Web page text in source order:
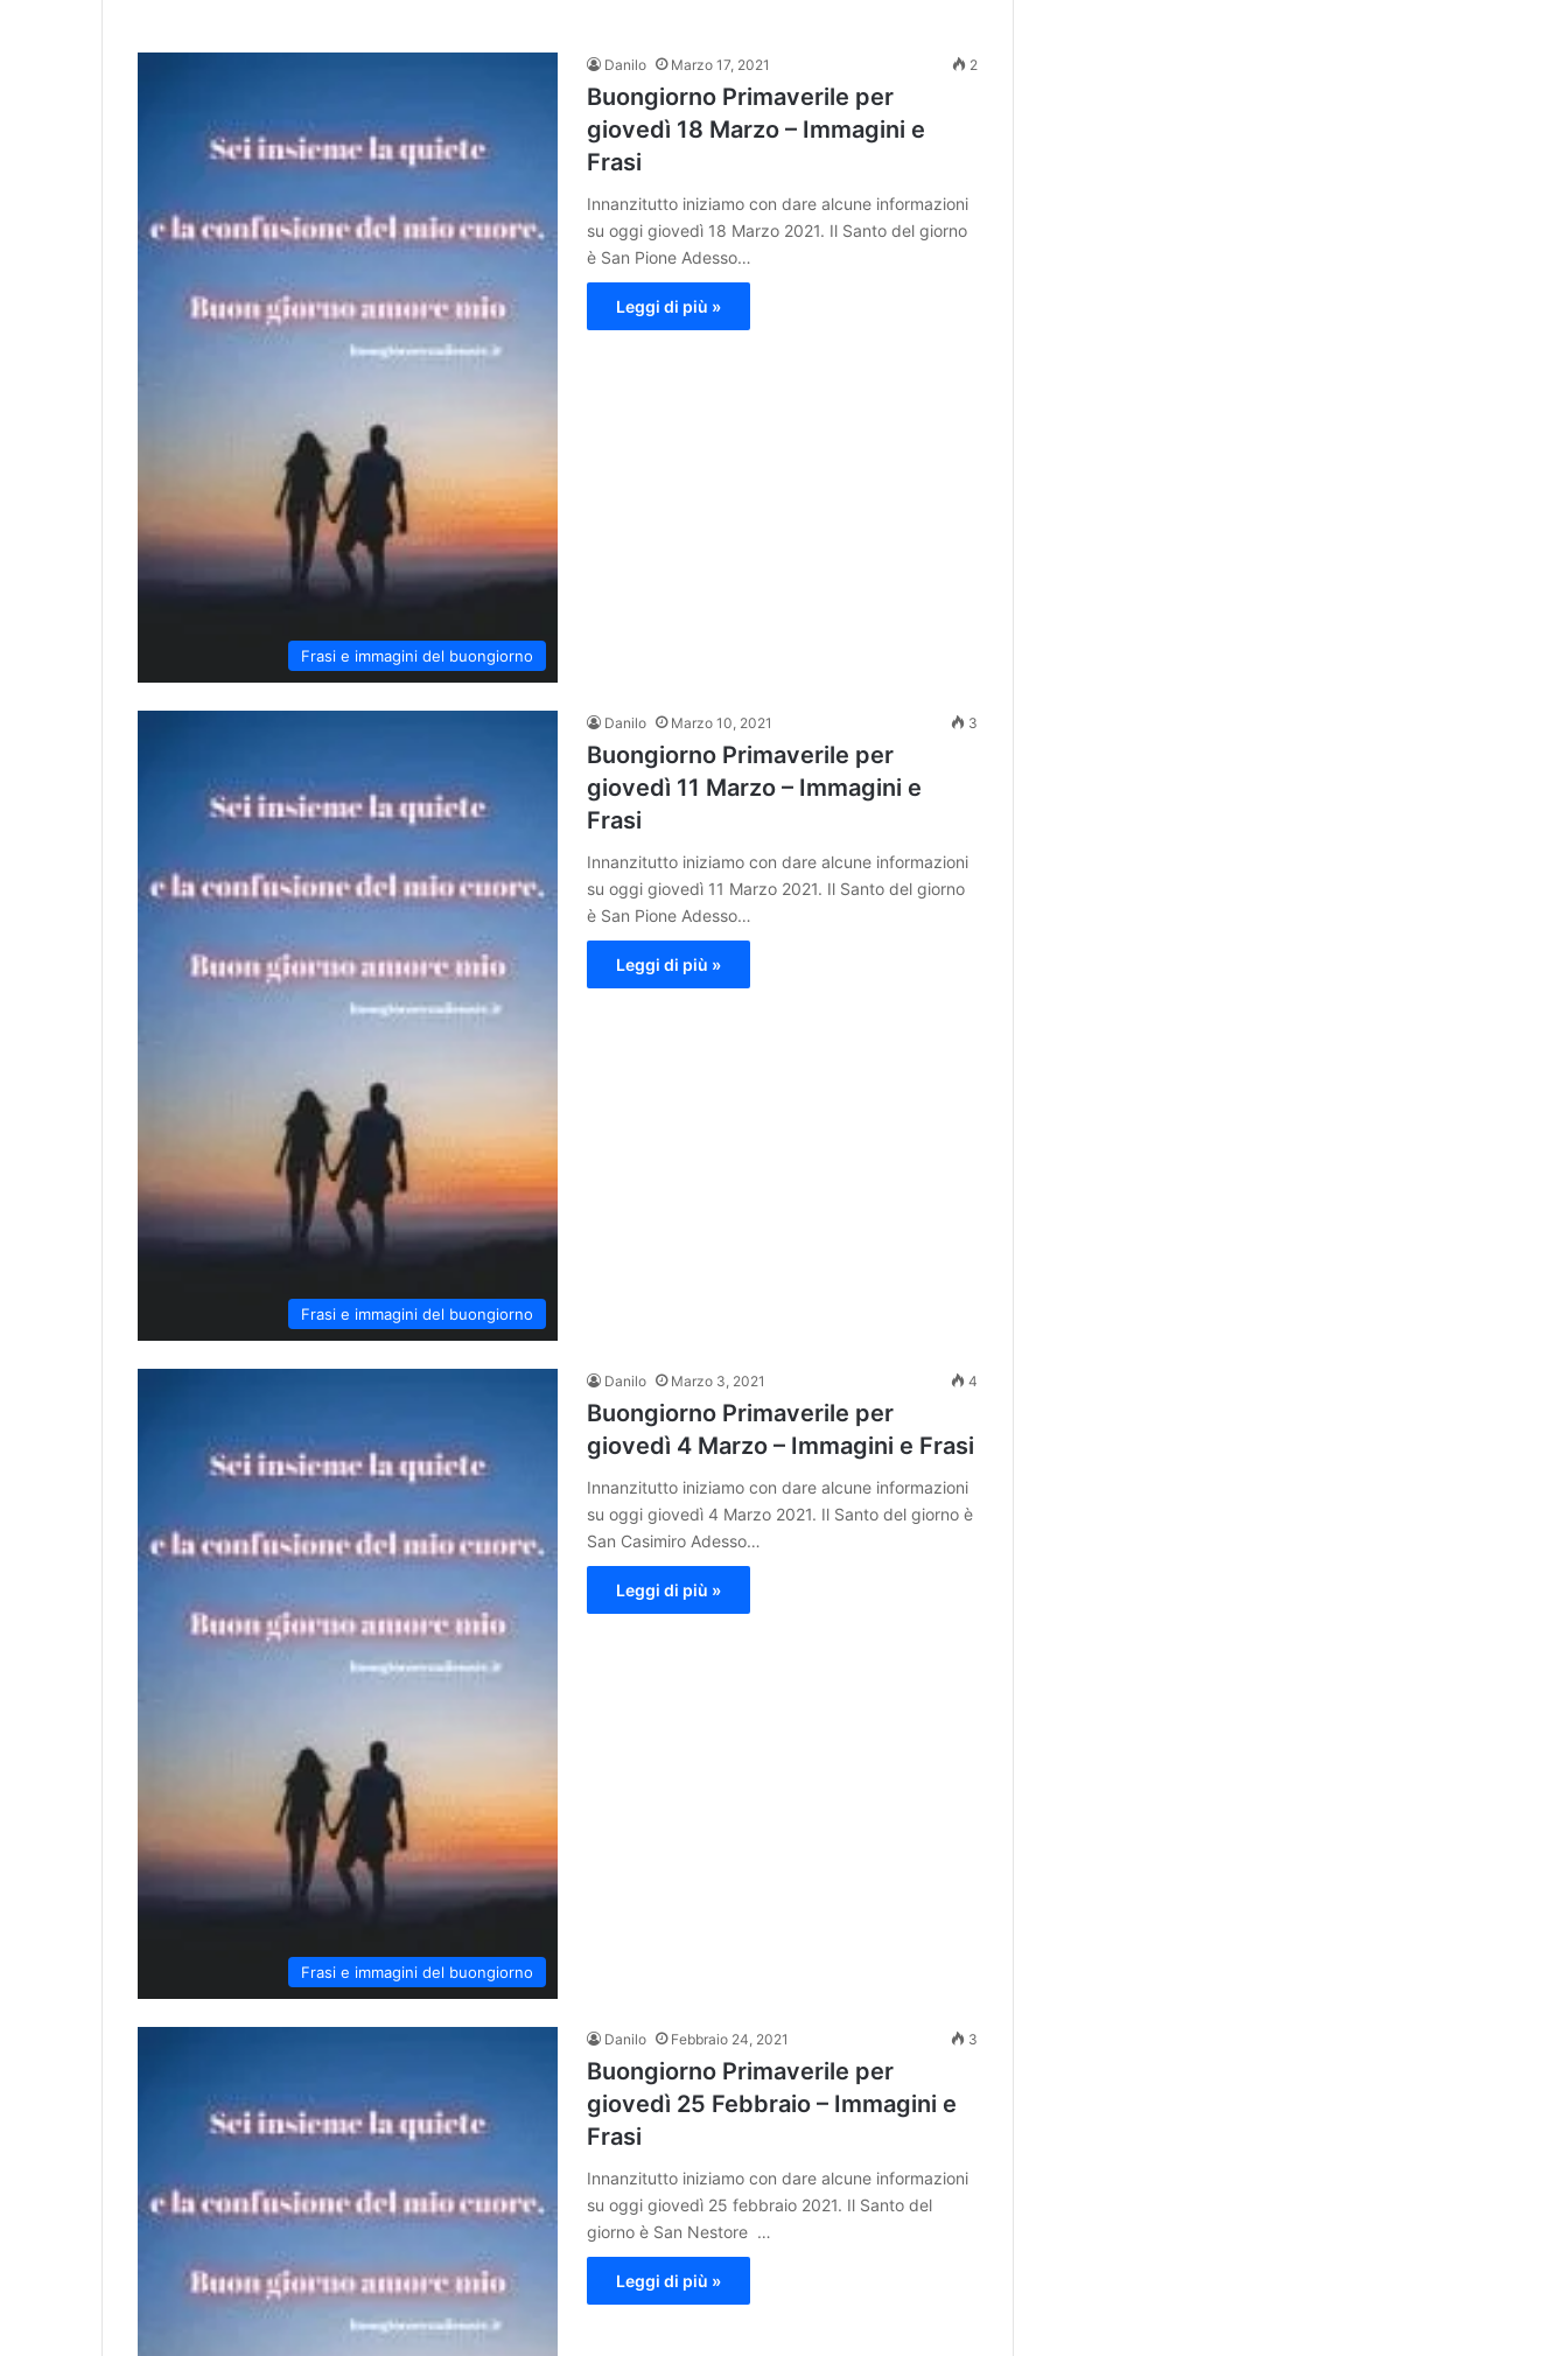
Frasi e immagini del buongiorno
Danilo Marzo 17, 2021 2
Buongiorno Primaverile per
giovedì 18 Marzo – Immagini e
Frasi
Innanzitutto iniziamo con dare alcune informazioni
su oggi giovedì 18 Marzo 2021. Il Santo del giorno
è San Pione Adesso…
Leggi di più »
Frasi e immagini del buongiorno
Danilo Marzo 10, 2021 3
Buongiorno Primaverile per
giovedì 11 Marzo – Immagini e
Frasi
Innanzitutto iniziamo con dare alcune informazioni
su oggi giovedì 11 Marzo 2021. Il Santo del giorno
è San Pione Adesso…
Leggi di più »
Frasi e immagini del buongiorno
Danilo Marzo 3, 2021 4
Buongiorno Primaverile per
giovedì 4 Marzo – Immagini e Frasi
Innanzitutto iniziamo con dare alcune informazioni
su oggi giovedì 4 Marzo 2021. Il Santo del giorno è
San Casimiro Adesso…
Leggi di più »
Danilo Febbraio 24, 2021 3
Buongiorno Primaverile per
giovedì 25 Febbraio – Immagini e
Frasi
Innanzitutto iniziamo con dare alcune informazioni
su oggi giovedì 25 febbraio 2021. Il Santo del
giorno è San Nestore …
Leggi di più »